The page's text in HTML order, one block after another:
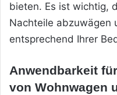
bieten. Es ist wichtig,
Nachteile abzuwägen
entsprechend Ihrer
Anwendbarkeit
von Wohnwagen